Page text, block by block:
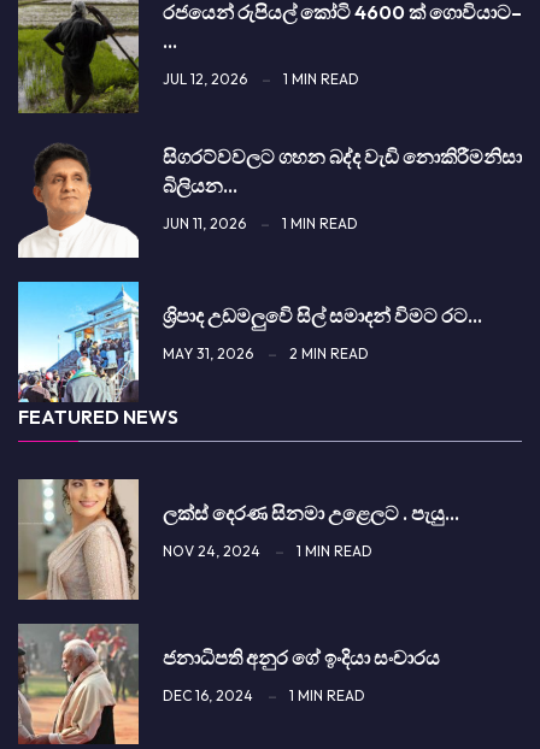
රජයෙන් රුපියල් කෝටි 4600 ක් ගොවියාට–
…
JUL 12, 2026 1 MIN READ
සිග­රට්වවලට ගහන බද්ද වැඩි නොකි­රී­මනිසා
බිලි­යන…
JUN 11, 2026 1 MIN READ
ශ්‍රිපාද උඩමලුවෙි සිල් සමාදන් විමට රට…
MAY 31, 2026 2 MIN READ
FEATURED NEWS
ලක්ස් දෙරණ සිනමා උළෙලට . පැයු…
NOV 24, 2024 1 MIN READ
ජනාධිපති අනුර ගේ ඉංදියා සංචාරය
DEC 16, 2024 1 MIN READ